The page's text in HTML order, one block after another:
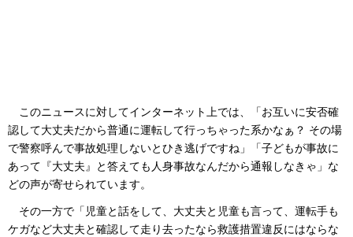
このニュースに対してインターネット上では、「お互いに安否確
認して大丈夫だから普通に運転して行っちゃった系かなぁ？ その場
で警察呼んで事故処理しないとひき逃げですね」「子どもが事故に
あって『大丈夫』と答えても人身事故なんだから通報しなきゃ」な
どの声が寄せられています。
その一方で「児童と話をして、大丈夫と児童も言って、運転手も
ケガなど大丈夫と確認して走り去ったなら救護措置違反にはならな